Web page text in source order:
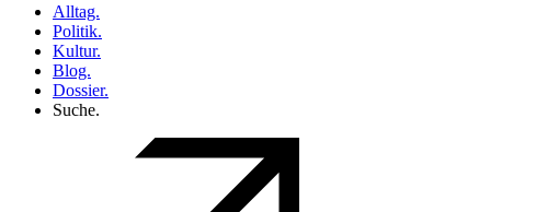
Alltag.
Politik.
Kultur.
Blog.
Dossier.
Suche.